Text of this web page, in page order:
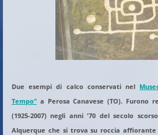
Due esempi di calco conservati nel
Tempo" a Perosa Canavese (TO). Furono
(1925-2007) negli anni '70 del secolo
Alquerque che si trova su roccia